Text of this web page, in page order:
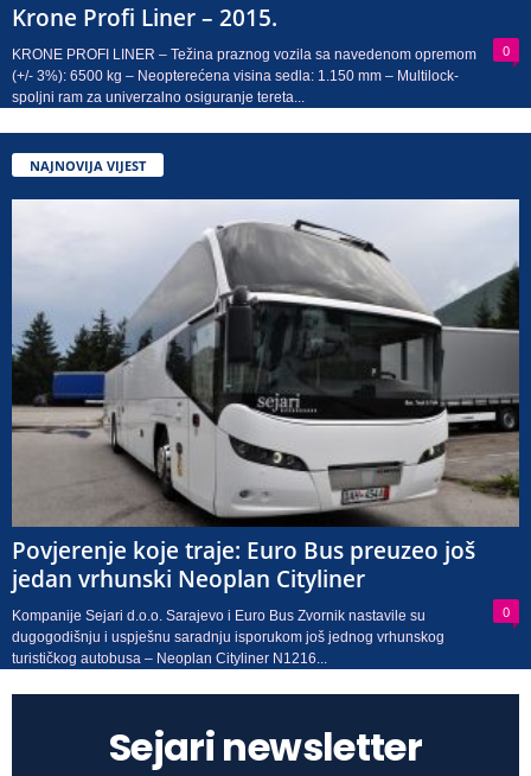
Krone Profi Liner – 2015.
0
KRONE PROFI LINER – Težina praznog vozila sa navedenom opremom
(+/- 3%): 6500 kg – Neopterećena visina sedla: 1.150 mm – Multilock-
spoljni ram za univerzalno osiguranje tereta...
NAJNOVIJA VIJEST
Povjerenje koje traje: Euro Bus preuzeo još
jedan vrhunski Neoplan Cityliner
0
Kompanije Sejari d.o.o. Sarajevo i Euro Bus Zvornik nastavile su
dugogodišnju i uspješnu saradnju isporukom još jednog vrhunskog
turističkog autobusa – Neoplan Cityliner N1216...
Sejari newsletter